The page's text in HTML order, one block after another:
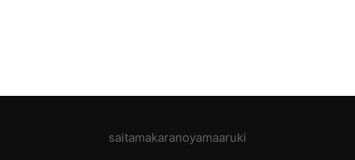
saitamakaranoyamaaruki